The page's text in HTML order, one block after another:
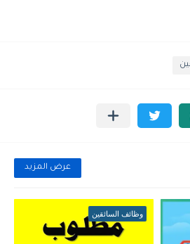
عرض المزيد
وظائف السائقين